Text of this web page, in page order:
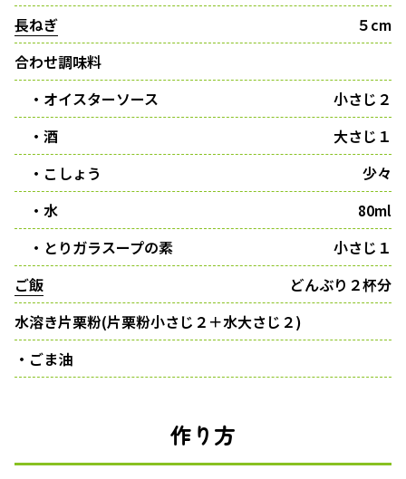
長ねぎ
５cm
合わせ調味料
・オイスターソース
小さじ２
・酒
大さじ１
・こしょう
少々
・水
80ml
・とりガラスープの素
小さじ１
ご飯
どんぶり２杯分
水溶き片栗粉(片栗粉小さじ２＋水大さじ２)
・ごま油
作り方